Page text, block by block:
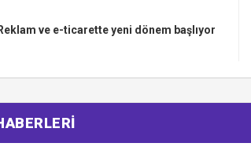
Reklam ve e-ticarette yeni dönem başlıyor